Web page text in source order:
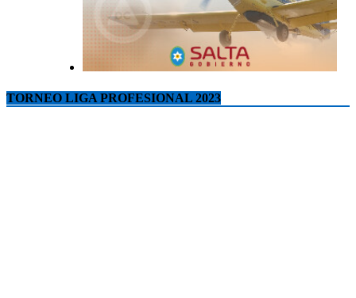
TORNEO LIGA PROFESIONAL 2023